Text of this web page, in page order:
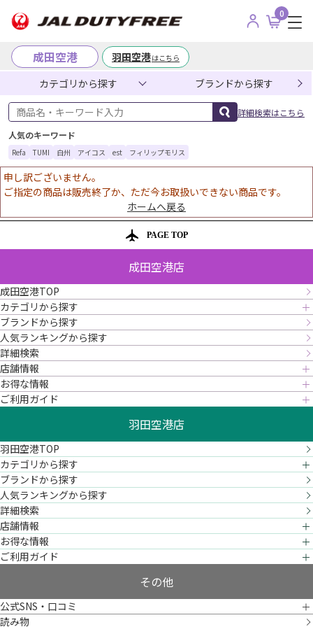
0
成田空港 羽田空港はこちら
カテゴリから探す ブランドから探す
商品名・キーワード入力
詳細検索はこちら
人気のキーワード
Refa TUMI 白州 アイコス est フィリップモリス
申し訳ございません。
ご指定の商品は販売終了か、ただ今お取扱いできない商品です。
ホームへ戻る
PAGE TOP
成田空港店
成田空港TOP
カテゴリから探す
ブランドから探す
人気ランキングから探す
詳細検索
店舗情報
お得な情報
ご利用ガイド
羽田空港店
羽田空港TOP
カテゴリから探す
ブランドから探す
人気ランキングから探す
詳細検索
店舗情報
お得な情報
ご利用ガイド
その他
公式SNS・口コミ
読み物